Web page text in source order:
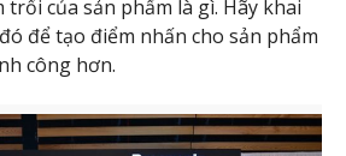
của sản phẩm là gì. Hãy khai
để tạo điểm nhấn cho sản phẩm
công hơn.